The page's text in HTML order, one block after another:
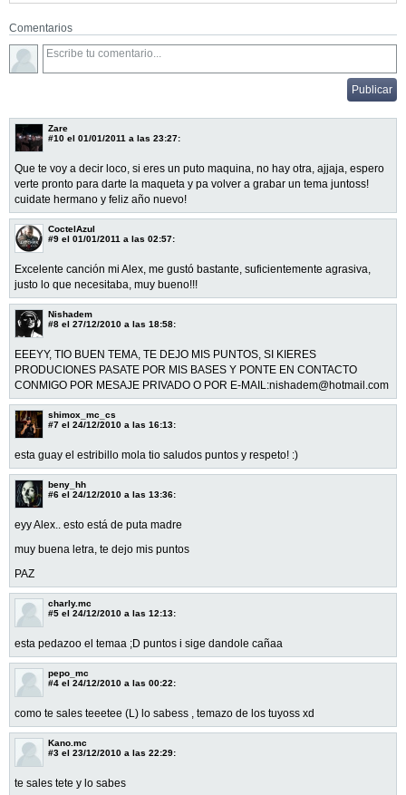
Comentarios
Zare
#10 el 01/01/2011 a las 23:27:
Que te voy a decir loco, si eres un puto maquina, no hay otra, ajjaja, espero
verte pronto para darte la maqueta y pa volver a grabar un tema juntoss!
cuidate hermano y feliz año nuevo!
CoctelAzul
#9 el 01/01/2011 a las 02:57:
Excelente canción mi Alex, me gustó bastante, suficientemente agrasiva,
justo lo que necesitaba, muy bueno!!!
Nishadem
#8 el 27/12/2010 a las 18:58:
EEEYY, TIO BUEN TEMA, TE DEJO MIS PUNTOS, SI KIERES
PRODUCIONES PASATE POR MIS BASES Y PONTE EN CONTACTO
CONMIGO POR MESAJE PRIVADO O POR E-MAIL:nishadem@hotmail.com
shimox_mc_cs
#7 el 24/12/2010 a las 16:13:
esta guay el estribillo mola tio saludos puntos y respeto! :)
beny_hh
#6 el 24/12/2010 a las 13:36:
eyy Alex.. esto está de puta madre
muy buena letra, te dejo mis puntos
PAZ
charly.mc
#5 el 24/12/2010 a las 12:13:
esta pedazoo el temaa ;D puntos i sige dandole cañaa
pepo_mc
#4 el 24/12/2010 a las 00:22:
como te sales teeetee (L) lo sabess , temazo de los tuyoss xd
Kano.mc
#3 el 23/12/2010 a las 22:29:
te sales tete y lo sabes